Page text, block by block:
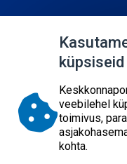
KESKKONNAAGENTUUR
ESITA PÄRING
küpsiseid
veebilehel
toimivus,
kohta.